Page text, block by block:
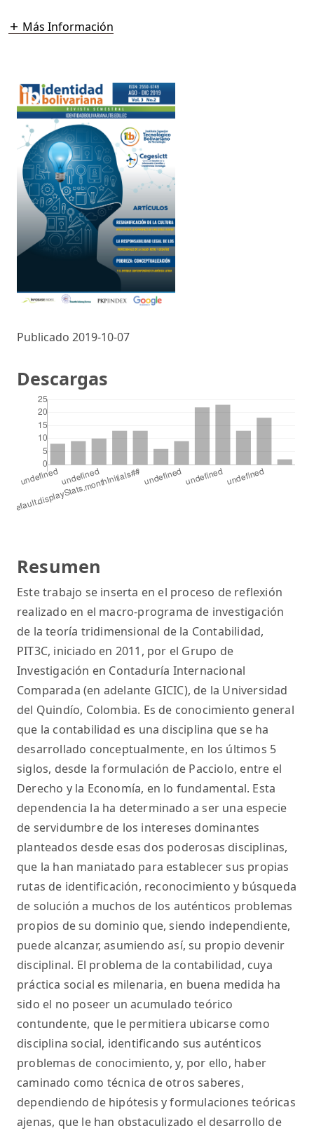
Más Información
Publicado 2019-10-07
Resumen
Este trabajo se inserta en el proceso de reflexión
realizado en el macro-programa de investigación
de la teoría tridimensional de la Contabilidad,
PIT3C, iniciado en 2011, por el Grupo de
Investigación en Contaduría Internacional
Comparada (en adelante GICIC), de la Universidad
del Quindío, Colombia. Es de conocimiento general
que la contabilidad es una disciplina que se ha
desarrollado conceptualmente, en los últimos 5
siglos, desde la formulación de Pacciolo, entre el
Derecho y la Economía, en lo fundamental. Esta
dependencia la ha determinado a ser una especie
de servidumbre de los intereses dominantes
planteados desde esas dos poderosas disciplinas,
que la han maniatado para establecer sus propias
rutas de identificación, reconocimiento y búsqueda
de solución a muchos de los auténticos problemas
propios de su dominio que, siendo independiente,
puede alcanzar, asumiendo así, su propio devenir
disciplinal. El problema de la contabilidad, cuya
práctica social es milenaria, en buena medida ha
sido el no poseer un acumulado teórico
contundente, que le permitiera ubicarse como
disciplina social, identificando sus auténticos
problemas de conocimiento, y, por ello, haber
caminado como técnica de otros saberes,
dependiendo de hipótesis y formulaciones teóricas
ajenas, que le han obstaculizado el desarrollo de
Descargas